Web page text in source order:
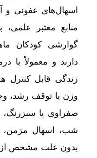
اسهال‌های عفونی
گوارشی کودکان
دارند و معمولاً با
زندگی قابل کنترل
وزن یا توقف رشد،
صفراوی یا
شب، اسهال مزمن،
بدون علت مشخص از